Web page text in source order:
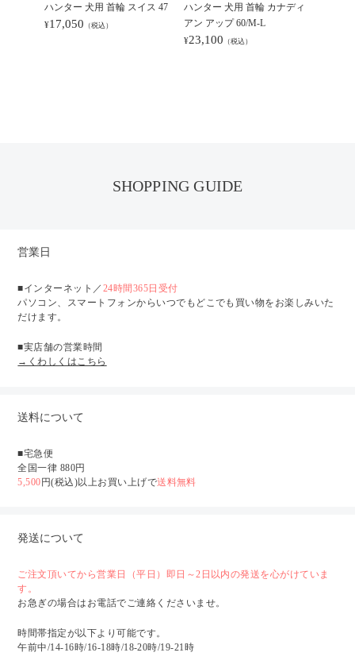
ハンター 犬用 首輪 スイス 47
¥17,050 （税込）
ハンター 犬用 首輪 カナディ
アン アップ 60/M-L
¥23,100 （税込）
SHOPPING GUIDE
営業日
■インターネット／ 24時間365日受付
パソコン、スマートフォンからいつでもどこでも買い物をお楽しみいた
だけます。
■実店舗の営業時間
→くわしくはこちら
送料について
■宅急便
全国一律 880円
5,500 円(税込)以上お買い上げで送料無料
発送について
ご注文頂いてから営業日（平日）即日～2日以内の発送を心がけていま
す。
お急ぎの場合はお電話でご連絡くださいませ。
時間帯指定が以下より可能です。
午前中/14-16時/16-18時/18-20時/19-21時